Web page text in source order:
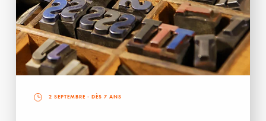
2 SEPTEMBRE - DÈS 7 ANS